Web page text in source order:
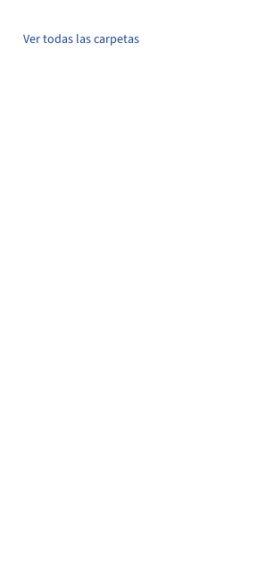
Ver todas las carpetas